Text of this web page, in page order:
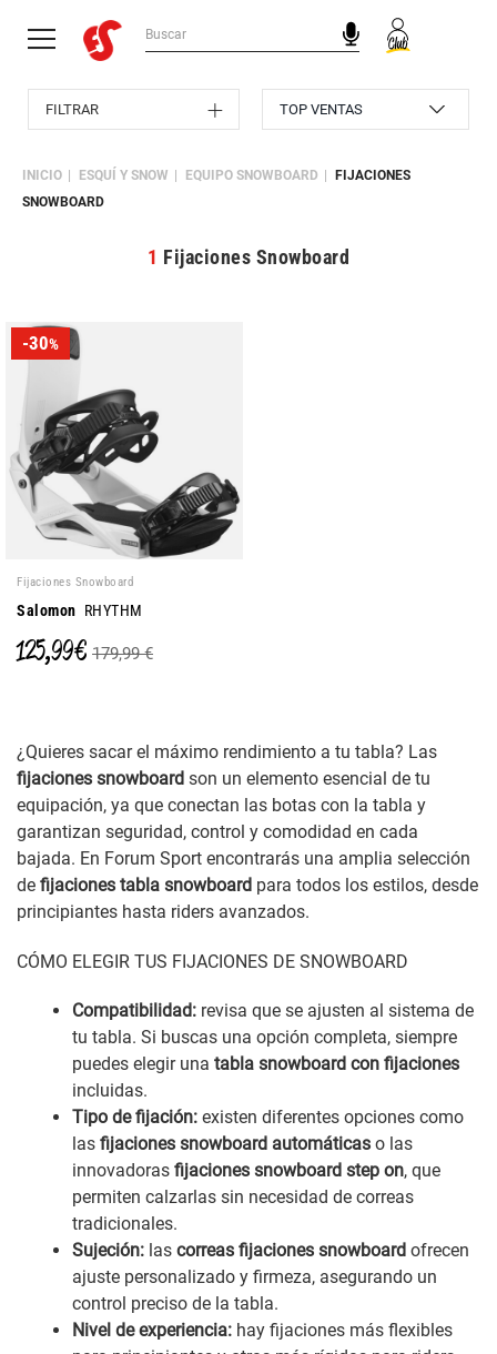
INICIO ESQUÍ Y SNOW EQUIPO SNOWBOARD
FIJACIONES
SNOWBOARD
1 Fijaciones Snowboard
-30%
Fijaciones Snowboard
Salomon RHYTHM
125,99 € 179,99 €
¿Quieres sacar el máximo rendimiento a tu tabla? Las
fijaciones snowboard son un elemento esencial de tu
equipación, ya que conectan las botas con la tabla y
garantizan seguridad, control y comodidad en cada
bajada. En Forum Sport encontrarás una amplia selección
de fijaciones tabla snowboard para todos los estilos, desde
principiantes hasta riders avanzados.
CÓMO ELEGIR TUS FIJACIONES DE SNOWBOARD
Compatibilidad: revisa que se ajusten al sistema de
tu tabla. Si buscas una opción completa, siempre
puedes elegir una tabla snowboard con fijaciones
incluidas.
Tipo de fijación: existen diferentes opciones como
las fijaciones snowboard automáticas o las
innovadoras fijaciones snowboard step on, que
permiten calzarlas sin necesidad de correas
tradicionales.
Sujeción: las correas fijaciones snowboard ofrecen
ajuste personalizado y firmeza, asegurando un
control preciso de la tabla.
Nivel de experiencia: hay fijaciones más flexibles
FILTRAR